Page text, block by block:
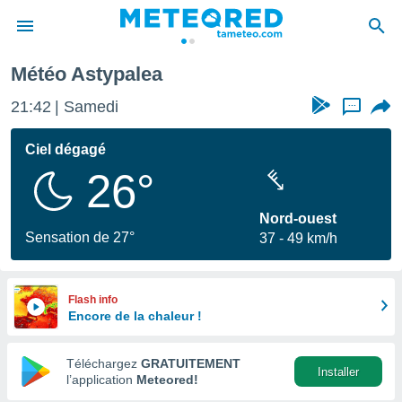
de
en
Météo Astypalea
21:42 Samedi ...
Ciel dégagé
26°
Sensation de 27°
Nord-ouest
37
49 km/h
Flash info
Encore de la chaleur !
Téléchargez GRATUITEMENT
l’application Meteored!
Installer